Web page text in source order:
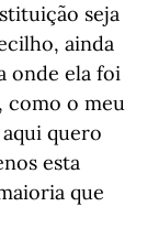
seja
ainda
onde ela foi
como o meu
quero
esta
que